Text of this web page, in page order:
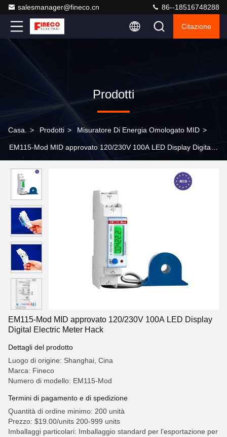
salesmanager@fineco.cn 86--18516748288
Citazione
Prodotti
Casa. > Prodotti > Misuratore Di Energia Omologato MID >
EM115-Mod MID approvato 120/230V 100A LED Display Digital
EM115-Mod MID approvato 120/230V 100A LED Display
Digital Electric Meter Hack
Dettagli del prodotto
Luogo di origine: Shanghai, Cina
Marca: Fineco
Numero di modello: EM115-Mod
Termini di pagamento e di spedizione
Quantità di ordine minimo: 200 unità
Prezzo: $19.00/units 200-999 units
Imballaggi particolari: Imballaggio standard per l'esportazione per